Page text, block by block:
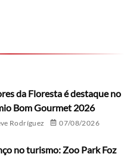
da Floresta é destaque no
Bom Gourmet 2026
Rodríguez 07/08/2026
no turismo: Zoo Park Foz